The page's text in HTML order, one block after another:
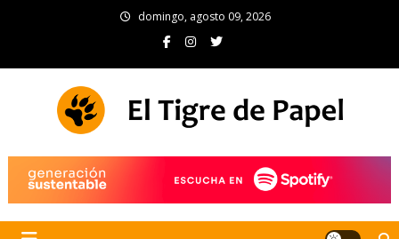
domingo, agosto 09, 2026